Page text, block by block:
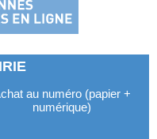
au numéro (papier +
numérique)